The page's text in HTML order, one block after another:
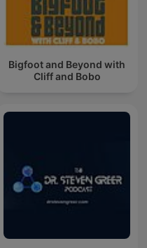
Bigfoot and Beyond with
Cliff and Bobo